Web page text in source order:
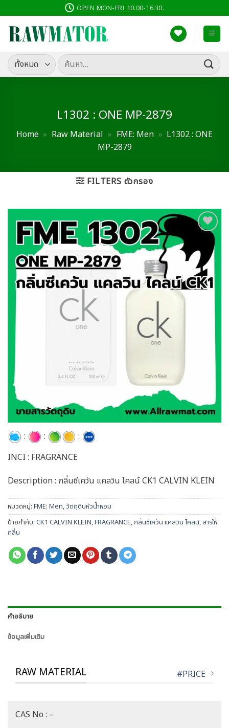
ไป
เนื้อหา
OPEN MON-FRI 10.00-16.30.
ค้นหา:
L1302 : ONE MP-2879
Home » Raw Material » FME: Men » L1302 : ONE
MP-2879
FILTERS ตัวกรอง
Add to
wishlist
: :
:
INCI : FRAGRANCE
Description : กลิ่นซีเควัน แคลวิน ไคลน์ CK1 CALVIN KLEIN
หมวดหมู่: FME: Men, วัตถุดิบหัวน้ำหอม
ป้ายกำกับ: CK1 CALVIN KLEIN,FRAGRANCE,กลิ่นซีเควัน แคลวิน ไคลน์, สารให้
กลิ่น
คำอธิบาย
ข้อมูลเพิ่มเติม
RAW MATERIAL #PRICE
CAS No : –